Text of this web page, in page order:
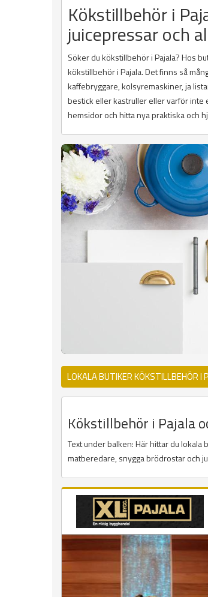
Kökstillbehör i
juicepressar och
Söker du kökstillbehör i Pajala? Hos
kökstillbehör i Pajala. Det finns så
kaffebryggare, kolsyremaskiner, ja
bestick eller kastruller eller varför inte
hemsidor och hitta nya praktiska och
LOKALA BUTIKER KÖKSTILLBEHÖR I
Kökstillbehör i Pajala
Text under balken: Här hittar du
matberedare, snygga brödrostar och